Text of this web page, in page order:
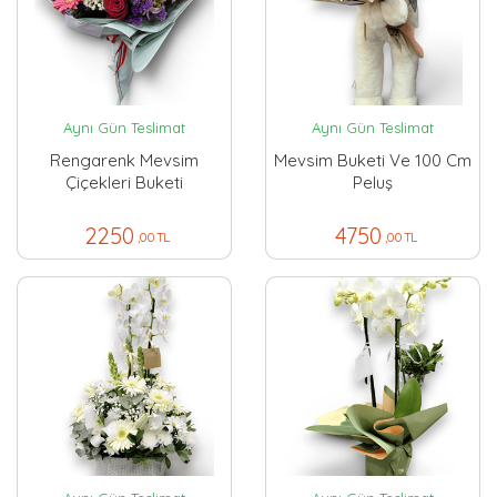
Aynı Gün Teslimat
Rengarenk Mevsim
Çiçekleri Buketi
2250 ,00 TL
Aynı Gün Teslimat
Mevsim Buketi Ve 100 Cm
Peluş
4750 ,00 TL